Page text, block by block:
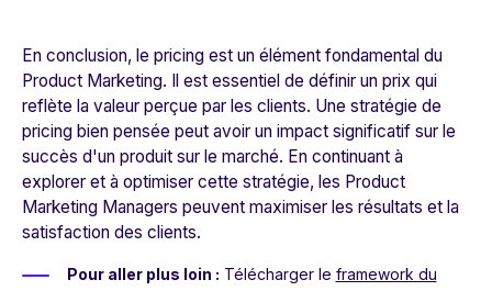
En conclusion, le pricing est un élément fondamental du
Product Marketing. Il est essentiel de définir un prix qui
reflète la valeur perçue par les clients. Une stratégie de
pricing bien pensée peut avoir un impact significatif sur le
succès d'un produit sur le marché. En continuant à
explorer et à optimiser cette stratégie, les Product
Marketing Managers peuvent maximiser les résultats et la
satisfaction des clients.
Pour aller plus loin : Télécharger le framework du